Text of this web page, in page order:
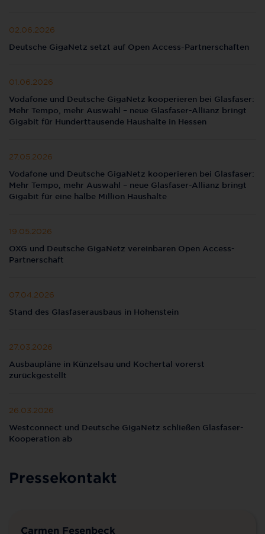
02.06.2026
Deutsche GigaNetz setzt auf Open Access-Partnerschaften
01.06.2026
Vodafone und Deutsche GigaNetz kooperieren bei Glasfaser:
Mehr Tempo, mehr Auswahl – neue Glasfaser-Allianz bringt
Gigabit für Hunderttausende Haushalte in Hessen
27.05.2026
Vodafone und Deutsche GigaNetz kooperieren bei Glasfaser:
Mehr Tempo, mehr Auswahl – neue Glasfaser-Allianz bringt
Gigabit für eine halbe Million Haushalte
19.05.2026
OXG und Deutsche GigaNetz vereinbaren Open Access-
Partnerschaft
07.04.2026
Stand des Glasfaserausbaus in Hohenstein
27.03.2026
Ausbaupläne in Künzelsau und Kochertal vorerst
zurückgestellt
26.03.2026
Westconnect und Deutsche GigaNetz schließen Glasfaser-
Kooperation ab
Pressekontakt
Carmen Fesenbeck